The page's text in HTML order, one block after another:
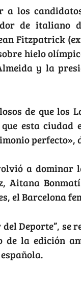
a los
de italiano
Fitzpatrick
hielo
y la
de que los
esta
perfecto»,
a dominar
Aitana
el Barcelona
del Deporte”,
de la edición